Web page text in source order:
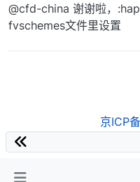
@cfd-china 谢谢啦，
fvschemes文件里设置
京ICP